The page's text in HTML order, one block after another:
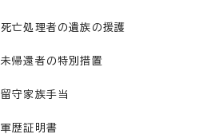
死亡処理者の遺族の援護
未帰還者の特別措置
留守家族手当
軍歴証明書